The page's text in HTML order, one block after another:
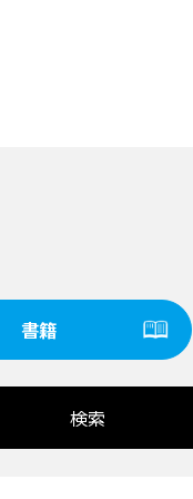
書籍
検索